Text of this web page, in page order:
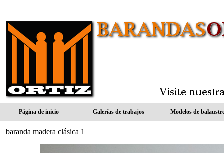
Página de inicio Galerías de trabajos Modelos de
baranda madera clásica 1